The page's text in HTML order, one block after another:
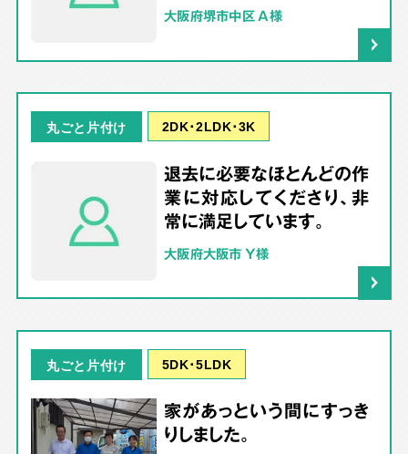
大阪府堺市中区 A様
丸ごと片付け 2DK･2LDK･3K
退去に必要なほとんどの作
業に対応してくださり、非
常に満足しています。
大阪府大阪市 Y様
丸ごと片付け 5DK･5LDK
家があっという間にすっき
りしました。